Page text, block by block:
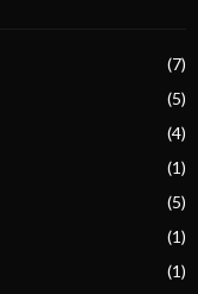
(7)
(5)
(4)
(1)
(5)
(1)
(1)